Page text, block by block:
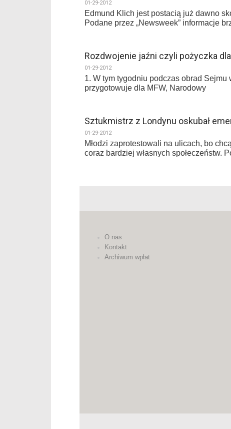
01-29-2012
Edmund Klich jest postacią już dawno
Podane przez „Newsweek” informacje
Rozdwojenie jaźni czyli pożyczka
01-29-2012
1. W tym tygodniu podczas obrad
przygotowuje dla MFW, Narodowy
Sztukmistrz z Londynu oskubał
01-29-2012
Młodzi zaprotestowali na ulicach, bo
coraz bardziej własnych społeczeństw.
O nas
Kontakt
Archiwum wpłat